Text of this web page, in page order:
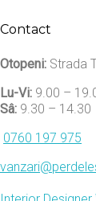
Contact
Otopeni: Strada
Lu-Vi: 9.00 –
Sâ: 9.30 – 14.30
0760 197 975